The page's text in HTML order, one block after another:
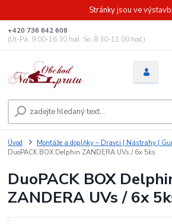
Stránky jsou ve
+420 736 642 608
(Út-Pá, 9:00-16.30 hod. So, 8.30-11:00 hod.)
Úvod
Montáže a doplňky – Dravci | Nástrahy |
DuoPACK BOX Delphin ZANDERA UVs / 6x 5ks
DuoPACK BOX
ZANDERA UVs / 6x